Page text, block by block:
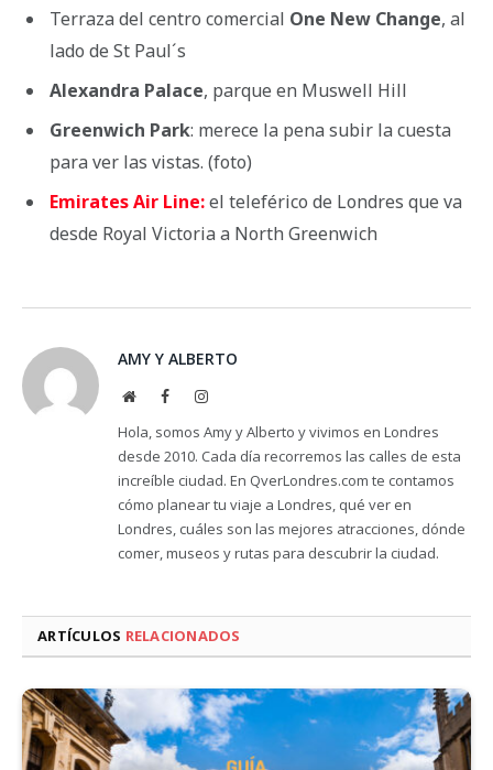
Terraza del centro comercial One New Change, al
lado de St Paul´s
Alexandra Palace, parque en Muswell Hill
Greenwich Park: merece la pena subir la cuesta
para ver las vistas. (foto)
Emirates Air Line:el teleférico de Londres que va
desde Royal Victoria a North Greenwich
AMY Y ALBERTO
WebsiteFacebookInstagram
Hola, somos Amy y Alberto y vivimos en Londres
desde 2010. Cada día recorremos las calles de esta
increíble ciudad. En QverLondres.com te contamos
cómo planear tu viaje a Londres, qué ver en
Londres, cuáles son las mejores atracciones, dónde
comer, museos y rutas para descubrir la ciudad.
ARTÍCULOS RELACIONADOS